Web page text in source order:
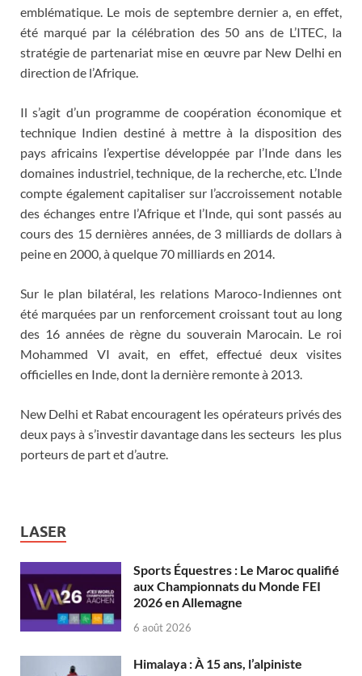
emblématique. Le mois de septembre dernier a, en effet,
été marqué par la célébration des 50 ans de L’ITEC, la
stratégie de partenariat mise en œuvre par New Delhi en
direction de l’Afrique.
Il s’agit d’un programme de coopération économique et
technique Indien destiné à mettre à la disposition des
pays africains l’expertise développée par l’Inde dans les
domaines industriel, technique, de la recherche, etc. L’Inde
compte également capitaliser sur l’accroissement notable
des échanges entre l’Afrique et l’Inde, qui sont passés au
cours des 15 dernières années, de 3 milliards de dollars à
peine en 2000, à quelque 70 milliards en 2014.
Sur le plan bilatéral, les relations Maroco-Indiennes ont
été marquées par un renforcement croissant tout au long
des 16 années de règne du souverain Marocain. Le roi
Mohammed VI avait, en effet, effectué deux visites
officielles en Inde, dont la dernière remonte à 2013.
New Delhi et Rabat encouragent les opérateurs privés des
deux pays à s’investir davantage dans les secteurs les plus
porteurs de part et d’autre.
LASER
Sports Équestres : Le Maroc qualifié
aux Championnats du Monde FEI
2026 en Allemagne
6 août 2026
Himalaya : À 15 ans, l’alpiniste